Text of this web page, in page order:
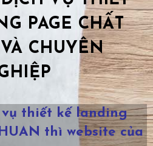
PAGE CHẤT
CHUYÊN
thiết kế landing
thì website của